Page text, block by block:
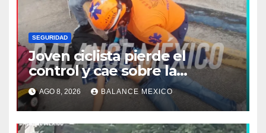
SEGURIDAD
Joven ciclista pierde el
control y cae sobre la
banqueta en Tapachula
AGO 8, 2026 BALANCE MEXICO